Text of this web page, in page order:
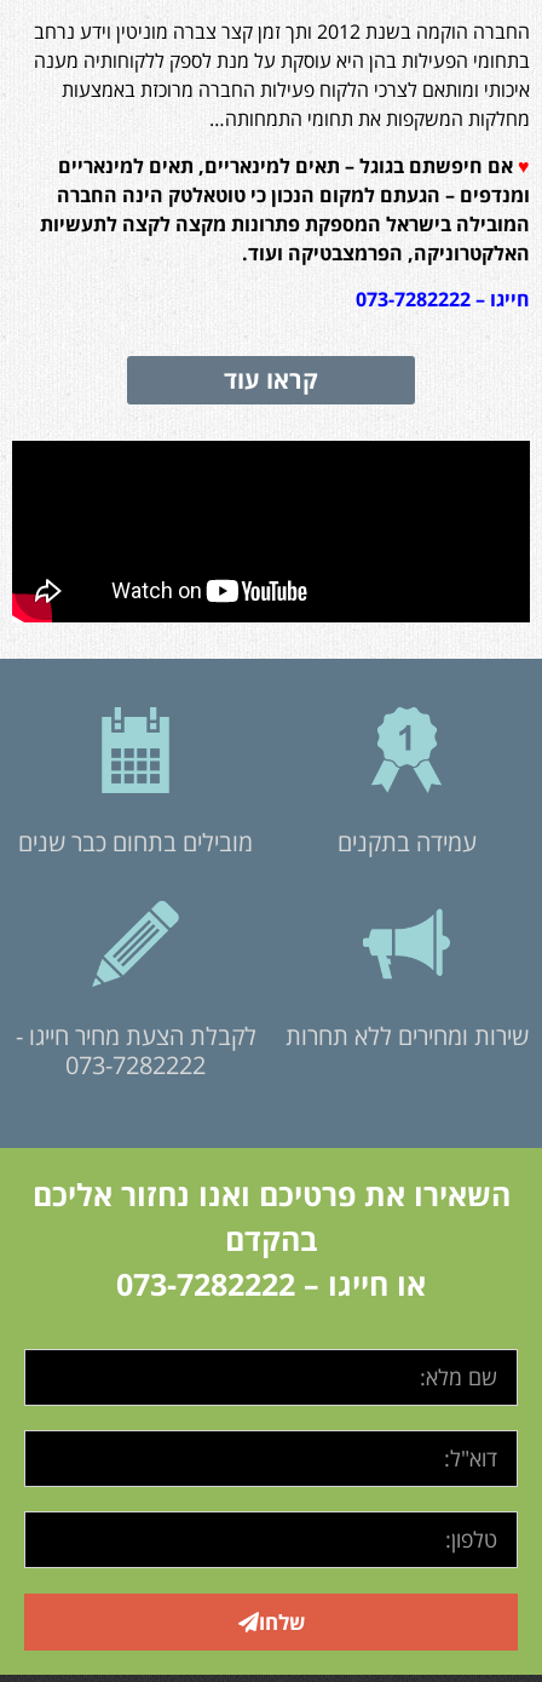
החברה הוקמה בשנת 2012 ותך זמן קצר צברה מוניטין וידע נרחב
בתחומי הפעילות בהן היא עוסקת על מנת לספק ללקוחותיה מענה
איכותי ומותאם לצרכי הלקוח פעילות החברה מרוכזת באמצעות
מחלקות המשקפות את תחומי התמחותה…
♥אם חיפשתם בגוגל – תאים למינאריים, תאים למינאריים
ומנדפים – הגעתם למקום הנכון כי טוטאלטק הינה החברה
המובילה בישראל המספקת פתרונות מקצה לקצה לתעשיות
האלקטרוניקה, הפרמצבטיקה ועוד.
חייגו –073-7282222
קראו עוד
עמידה בתקנים מובילים בתחום כבר שנים
שירות ומחירים ללא תחרות
לקבלת הצעת מחיר חייגו -
073-7282222
השאירו את פרטיכם ואנו נחזור אליכם
בהקדם
או חייגו – 073-7282222
שלחו